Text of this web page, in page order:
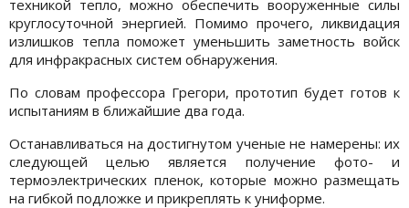
техникой тепло, можно обеспечить вооруженные силы
круглосуточной энергией. Помимо прочего, ликвидация
излишков тепла поможет уменьшить заметность войск
для инфракрасных систем обнаружения.
По словам профессора Грегори, прототип будет готов к
испытаниям в ближайшие два года.
Останавливаться на достигнутом ученые не намерены: их
следующей целью является получение фото- и
термоэлектрических пленок, которые можно размещать
на гибкой подложке и прикреплять к униформе.